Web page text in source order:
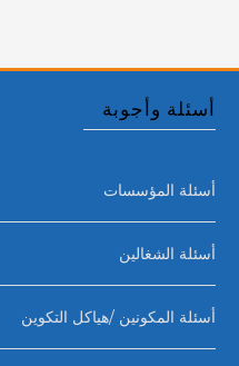
أسئلة وأجوبة
أسئلة المؤسسات
أسئلة الشغالين
أسئلة المكونين /هياكل التكوين